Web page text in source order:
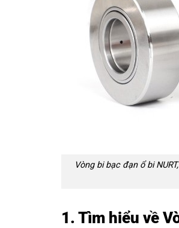
Vòng bi bạc đạn ổ bi NURT,
1. Tìm hiểu về